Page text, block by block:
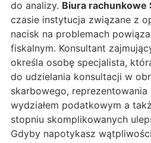
do analizy. Biura rachunkowe
czasie instytucja związane z
nacisk na problemach
fiskalnym. Konsultant
określa osobę specjalista,
do udzielania konsultacji w
skarbowego,
wydziałem podatkowym a
stopniu skomplikowanych
Gdyby napotykasz